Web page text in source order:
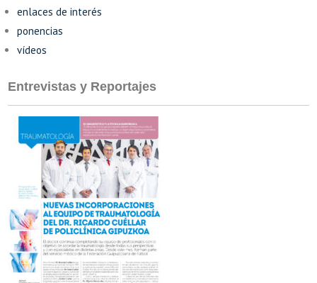
enlaces de interés
ponencias
vídeos
Entrevistas y Reportajes